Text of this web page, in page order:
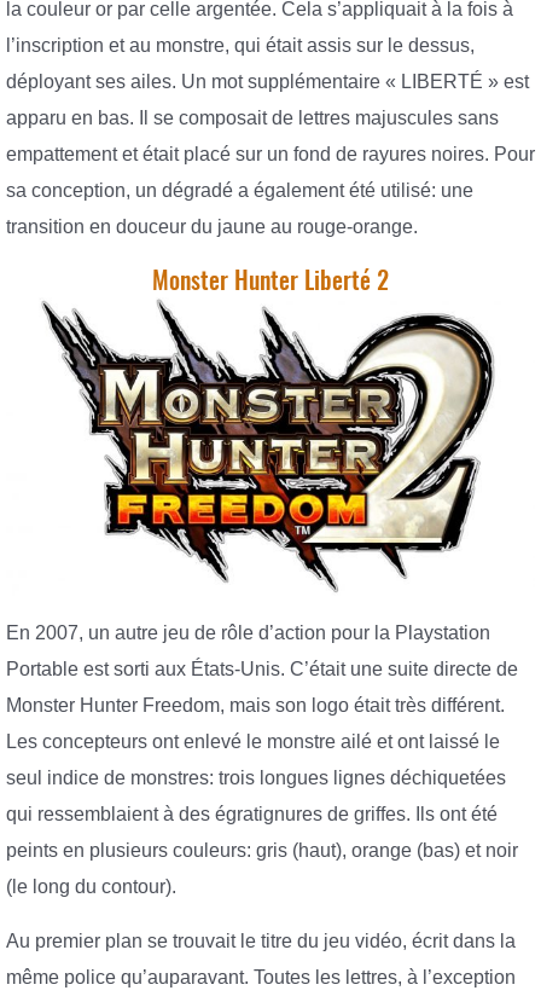
la couleur or par celle argentée. Cela s’appliquait à la fois à
l’inscription et au monstre, qui était assis sur le dessus,
déployant ses ailes. Un mot supplémentaire « LIBERTÉ » est
apparu en bas. Il se composait de lettres majuscules sans
empattement et était placé sur un fond de rayures noires. Pour
sa conception, un dégradé a également été utilisé: une
transition en douceur du jaune au rouge-orange.
Monster Hunter Liberté 2
En 2007, un autre jeu de rôle d’action pour la Playstation
Portable est sorti aux États-Unis. C’était une suite directe de
Monster Hunter Freedom, mais son logo était très différent.
Les concepteurs ont enlevé le monstre ailé et ont laissé le
seul indice de monstres: trois longues lignes déchiquetées
qui ressemblaient à des égratignures de griffes. Ils ont été
peints en plusieurs couleurs: gris (haut), orange (bas) et noir
(le long du contour).
Au premier plan se trouvait le titre du jeu vidéo, écrit dans la
même police qu’auparavant. Toutes les lettres, à l’exception